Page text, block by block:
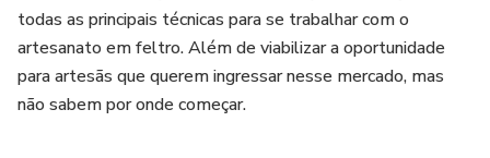
todas as principais técnicas para se trabalhar com o
artesanato em feltro. Além de viabilizar a oportunidade
para artesãs que querem ingressar nesse mercado, mas
não sabem por onde começar.